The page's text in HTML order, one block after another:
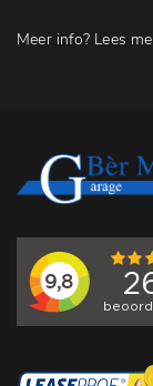
Meer info? Lees